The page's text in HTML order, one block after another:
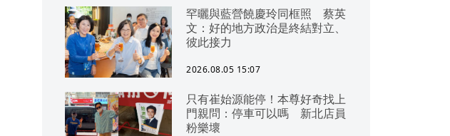
罕曬與藍營饒慶玲同框照 蔡英
文：好的地方政治是終結對立、
彼此接力
2026.08.05 15:07
只有崔始源能停！本尊好奇找上
門親問：停車可以嗎 新北店員
粉樂壞